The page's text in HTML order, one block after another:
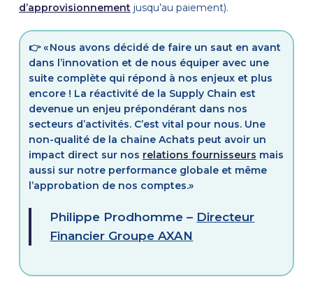
d’approvisionnement jusqu’au paiement).
👉 « Nous avons décidé de faire un saut en avant
dans l’innovation et de nous équiper avec une
suite complète qui répond à nos enjeux et plus
encore ! La réactivité de la Supply Chain est
devenue un enjeu prépondérant dans nos
secteurs d’activités. C’est vital pour nous. Une
non-qualité de la chaine Achats peut avoir un
impact direct sur nos relations fournisseurs mais
aussi sur notre performance globale et même
l’approbation de nos comptes.»
Philippe Prodhomme – Directeur
Financier Groupe AXAN